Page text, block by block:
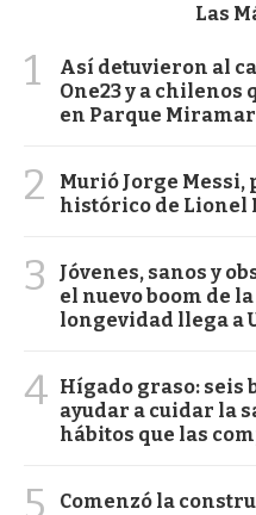
Las
1
Así detuvieron al
One23 y a chilenos
en Parque Miramar
2
Murió Jorge
histórico de Lionel
3
Jóvenes, sanos y
el nuevo boom de
longevidad llega a
4 Hígado graso: seis
ayudar a cuidar la
hábitos que las
5
Comenzó la